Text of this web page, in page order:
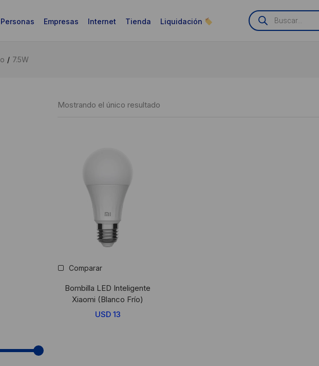
Personas Empresas Internet Tienda Liquidación
Búsqueda
de
productos
7.5W
Mostrando el único resultado
Comparar
Bombilla LED Inteligente
Xiaomi (Blanco Frío)
USD 13